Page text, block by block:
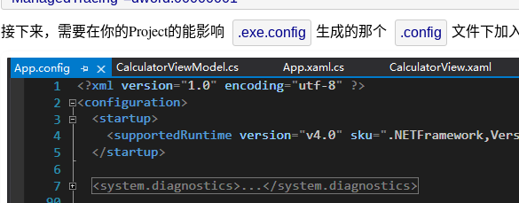
接下来，需要在你的Project的能影响 .exe.config 生成的那个 .config 文件下加